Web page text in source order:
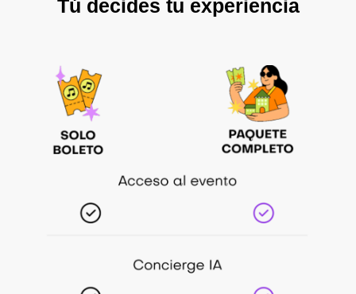
Tú decides tu experiencia